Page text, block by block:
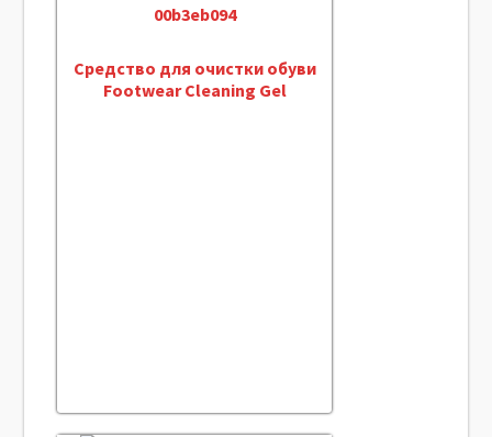
Средство для очистки обуви
Footwear Cleaning Gel